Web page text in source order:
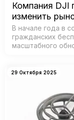
Компания DJI
изменить
В начале года в
гражданских
масштабного
29 Октября 2025